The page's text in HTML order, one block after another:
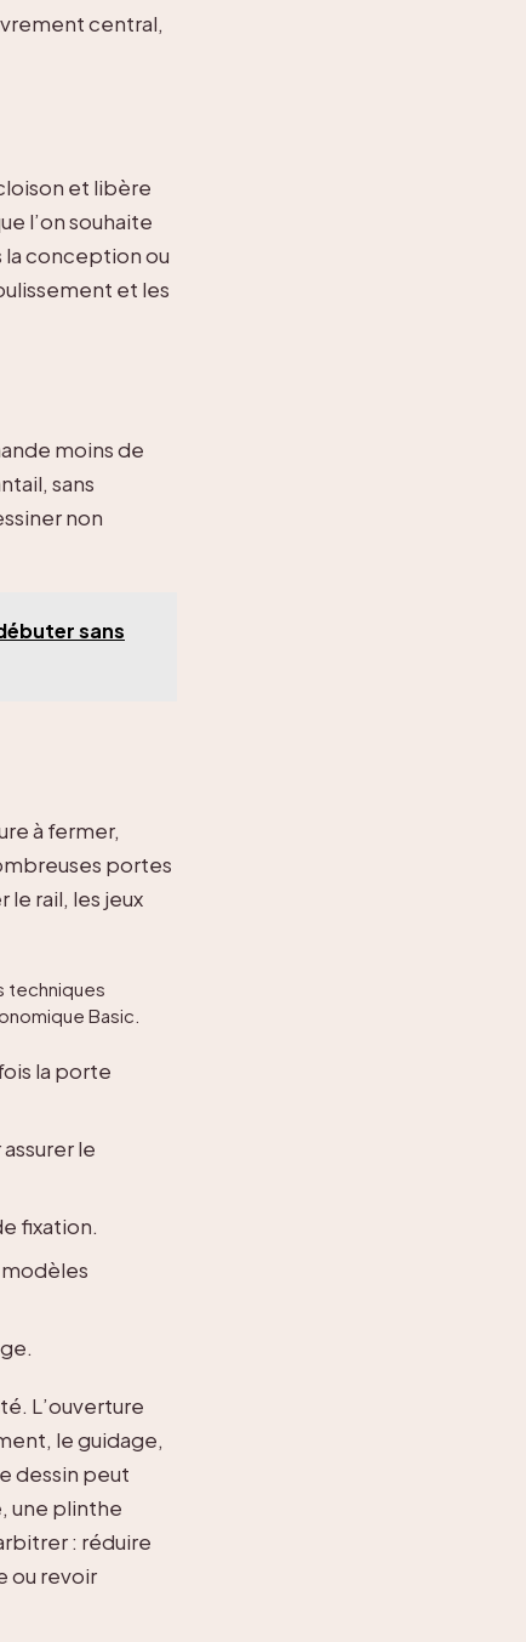
central,
et libère
l’on souhaite
la conception ou
et les
moins de
sans
non
sans
à fermer,
portes
le rail, les jeux
techniques
Basic.
la porte
le
fixation.
L’ouverture
le guidage,
dessin peut
une plinthe
: réduire
ou revoir